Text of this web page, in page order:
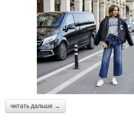
читать дальше →